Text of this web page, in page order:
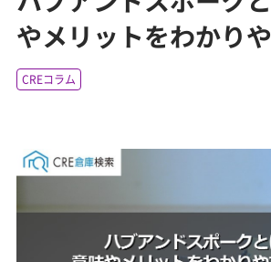
やメリットをわかり
CREコラム